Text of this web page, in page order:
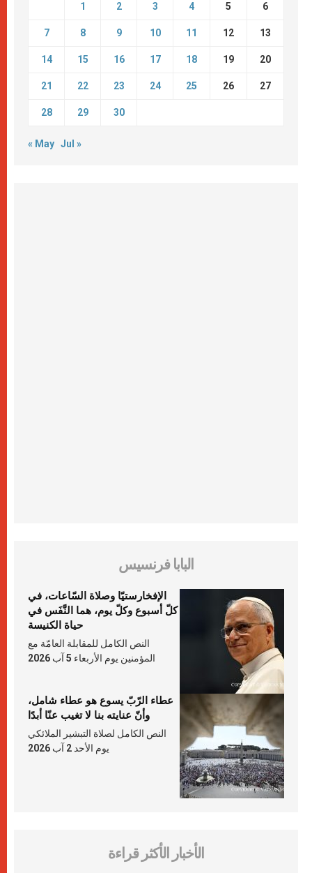
1 2 3 4 5 6
7 8 9 10 11 12 13
14 15 16 17 18 19 20
21 22 23 24 25 26 27
28 29 30
« May Jul »
البابا فرنسيس
الإفخارستيّا وصلاة السّاعات، في
كلّ أسبوع وكلّ يوم، هما النَّفَس في
حياة الكنيسة
النص الكامل للمقابلة العامّة مع
المؤمنين يوم الأربعاء 5 آب 2026
عطاء الرّبّ يسوع هو عطاء شامل،
وأنّ عنايته بنا لا تغيب عنّا أبدًا
النص الكامل لصلاة التبشير الملائكي
يوم الأحد 2 آب 2026
الأخبار الأكثر قراءة